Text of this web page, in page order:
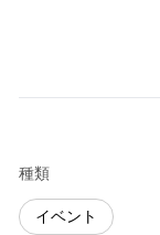
種類
イベント